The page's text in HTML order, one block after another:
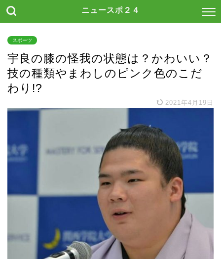
ニュースポ２４
スポーツ
宇良の膝の怪我の状態は？かわいい？
技の種類やまわしのピンク色のこだ
わり!?
2021年4月19日